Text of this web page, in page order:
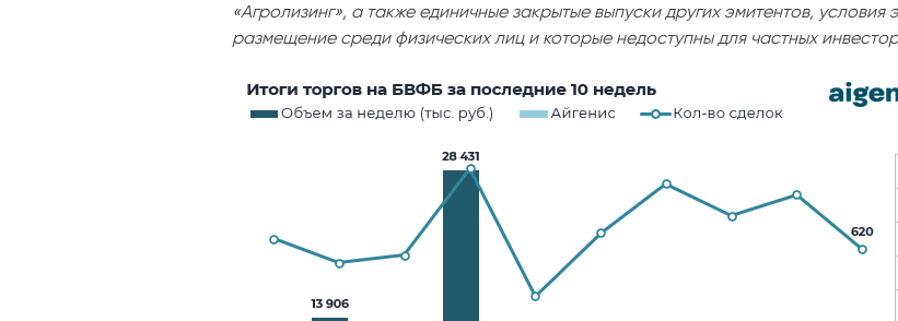
«Агролизинг», а также единичные закрытые выпуски других эмитентов,
размещение среди физических лиц и которые недоступны для частных